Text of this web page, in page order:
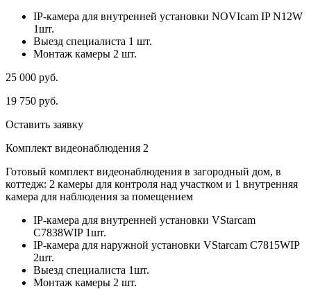
IP-камера для внутренней установки NOVIcam IP N12W
1шт.
Выезд специалиста 1 шт.
Монтаж камеры 2 шт.
25 000 руб.
19 750 руб.
Оставить заявку
Комплект видеонаблюдения 2
Готовый комплект видеонаблюдения в загородный дом, в
коттедж: 2 камеры для контроля над участком и 1 внутренняя
камера для наблюдения за помещением
IP-камера для внутренней установки VStarcam
C7838WIP 1шт.
IP-камера для наружной установки VStarcam C7815WIP
2шт.
Выезд специалиста 1шт.
Монтаж камеры 2 шт.